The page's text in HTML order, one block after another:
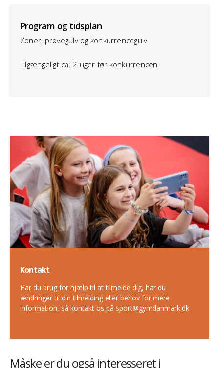
Program og tidsplan
Zoner, prøvegulv og konkurrencegulv
Tilgængeligt ca. 2 uger før konkurrencen
Kontakt
Har du brug for hjælp til at tilmelde dig, har du
ændringer til din tilmelding eller behov for mere
information, så kontakt os på sport@gymdanmark.dk
Måske er du også interesseret i